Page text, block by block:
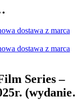
Series –
(wydanie